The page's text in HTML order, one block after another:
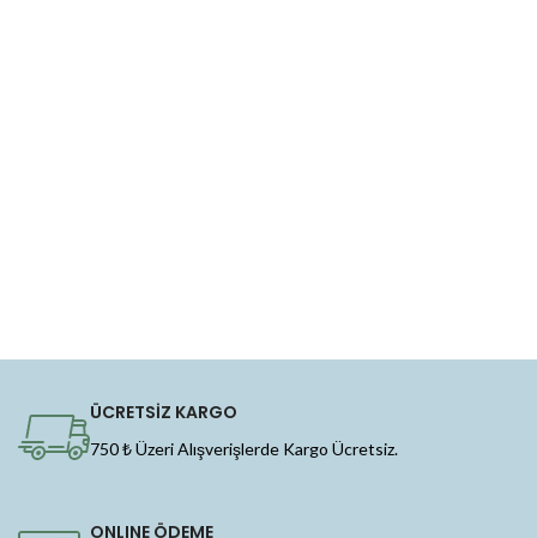
ÜCRETSİZ KARGO
750 ₺ Üzeri Alışverişlerde Kargo Ücretsiz.
ONLINE ÖDEME